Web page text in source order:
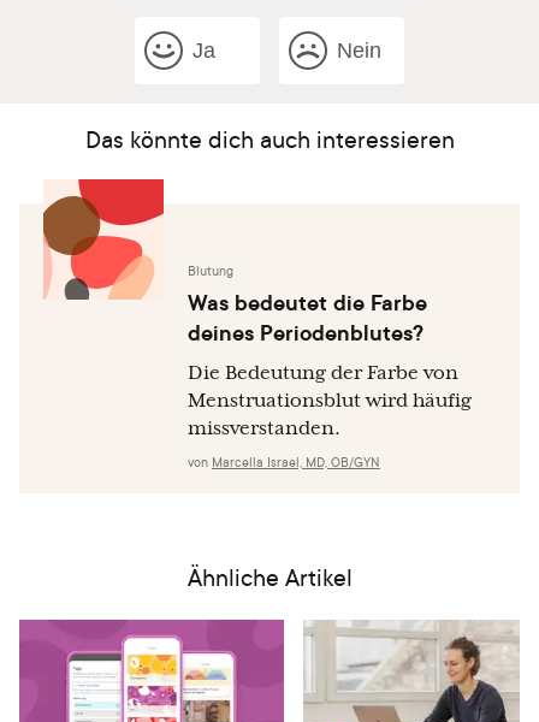
Ja Nein
Das könnte dich auch interessieren
Blutung
Was bedeutet die Farbe
deines Periodenblutes?
Die Bedeutung der Farbe von
Menstruationsblut wird häufig
missverstanden.
von Marcella Israel, MD, OB/GYN
Ähnliche Artikel